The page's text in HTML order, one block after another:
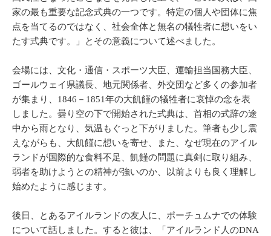
家の最も重要な記念式典の一つです。特定の個人や団体に焦
点を当てるのではなく、社会全体と無名の犠牲者に想いをい
たす式典です。」とその意義について述べました。
会場には、文化・通信・スポーツ大臣、運輸担当国務大臣、
ゴールウェイ県議長、地元関係者、外交団など多くの参加者
が集まり、1846－1851年の大飢饉の犠牲者に哀悼の念を表
しました。曇り空の下で開始された式典は、首相の式辞の途
中から雨となり、気温もぐっと下がりました。筆者も少し震
えながらも、大飢饉に想いを寄せ、また、なぜ現在のアイル
ランドが国際的な食料不足、飢饉の問題に真剣に取り組み、
弱者を助けようとの精神が強いのか、以前よりも良く理解し
始めたように感じます。
後日、とあるアイルランドの友人に、ポーチュムナでの体験
について話しました。すると彼は、「アイルランド人のDNA